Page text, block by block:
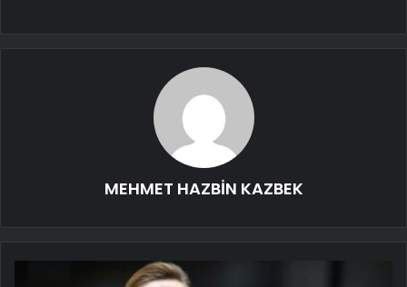
MEHMET HAZBİN KAZBEK